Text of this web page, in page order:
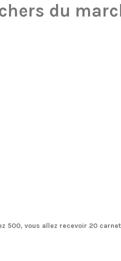
du
500, vous allez recevoir 20